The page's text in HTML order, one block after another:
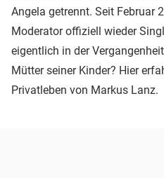
Angela getrennt. Seit Februar
Moderator offiziell wieder
eigentlich in der
Mütter seiner Kinder? Hier
Privatleben von Markus Lanz.